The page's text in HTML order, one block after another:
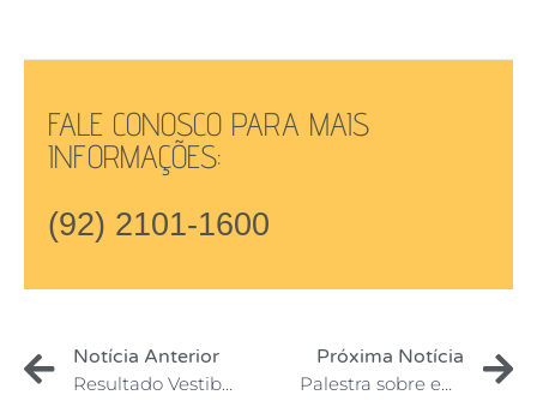
FALE CONOSCO PARA MAIS
INFORMAÇÕES:
(92) 2101-1600
Notícia Anterior
Resultado Vestibular 2022.2 – Direito
Próxima Notícia
Palestra sobre empreendedorismo com acadêmicos do curso de Gestão de RH